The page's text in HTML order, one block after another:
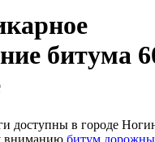
битума
доступны в городе
вниманию битум